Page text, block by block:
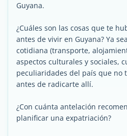
Guyana.
¿Cuáles son las cosas que te
antes de vivir en Guyana? Ya
cotidiana (transporte,
aspectos culturales y sociales,
peculiaridades del país que no
antes de radicarte allí.
¿Con cuánta antelación
planificar una expatriación?